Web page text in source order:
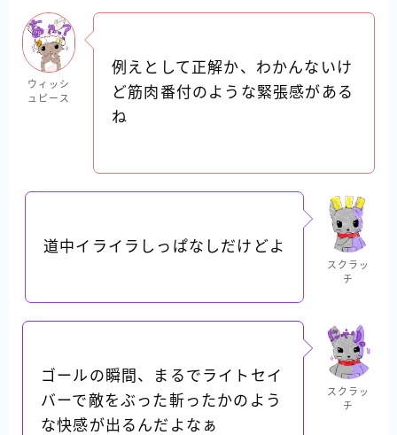
ウィッシ
ュピース
例えとして正解か、わかんないけ
ど筋肉番付のような緊張感がある
ね
道中イライラしっぱなしだけどよ
スクラッ
チ
ゴールの瞬間、まるでライトセイ
バーで敵をぶった斬ったかのよう
な快感が出るんだよなぁ
スクラッ
チ